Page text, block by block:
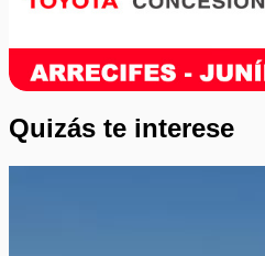
Quizás te interese